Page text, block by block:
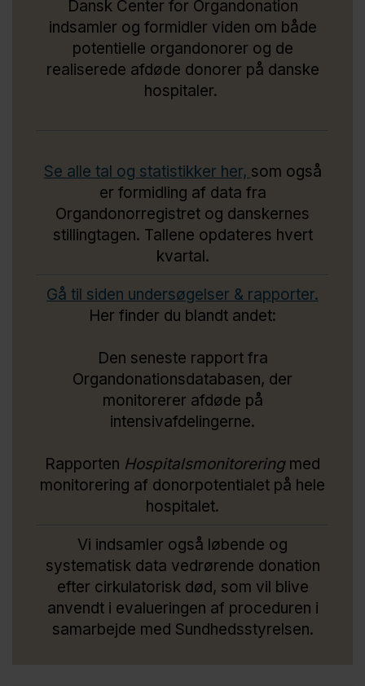
Dansk Center for Organdonation
indsamler og formidler viden om både
potentielle organdonorer og de
realiserede afdøde donorer på danske
hospitaler.
Se alle tal og statistikker her, som også
er formidling af data fra
Organdonorregistret og danskernes
stillingtagen. Tallene opdateres hvert
kvartal.
Gå til siden undersøgelser & rapporter.
Her finder du blandt andet:
Den seneste rapport fra
Organdonationsdatabasen, der
monitorerer afdøde på
intensivafdelingerne.
Rapporten Hospitalsmonitorering med
monitorering af donorpotentialet på hele
hospitalet.
Vi indsamler også løbende og
systematisk data vedrørende donation
efter cirkulatorisk død, som vil blive
anvendt i evalueringen af proceduren i
samarbejde med Sundhedsstyrelsen.